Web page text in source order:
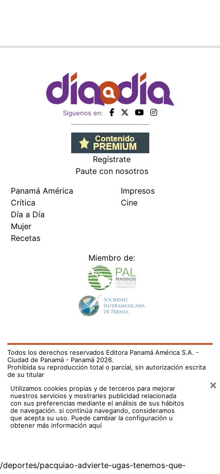
Siguenos en:
Regístrate
Paute con nosotros
Panamá América
Crítica
Día a Día
Mujer
Recetas
Impresos
Cine
Miembro de:
Todos los derechos reservados Editora Panamá América S.A. -
Ciudad de Panamá - Panamá 2026.
Prohibida su reproducción total o parcial, sin autorización escrita
de su titular
Utilizamos cookies propias y de terceros para mejorar
nuestros servicios y mostrarles publicidad relacionada
con sus preferencias mediante el análisis de sus hábitos
de navegación. si continúa navegando, consideramos
que acepta su uso. Puede cambiar la configuración u
obtener más información aquí
×
/deportes/pacquiao-advierte-ugas-tenemos-que-